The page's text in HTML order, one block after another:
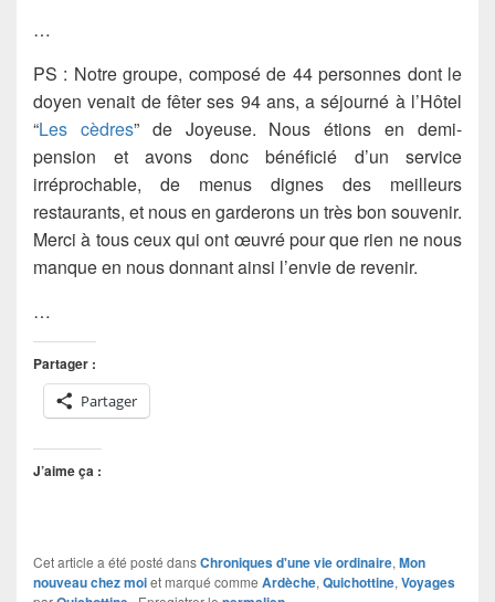
…
PS : Notre groupe, composé de 44 personnes dont le
doyen venait de fêter ses 94 ans, a séjourné à l’Hôtel
“Les cèdres” de Joyeuse. Nous étions en demi-
pension et avons donc bénéficié d’un service
irréprochable, de menus dignes des meilleurs
restaurants, et nous en garderons un très bon souvenir.
Merci à tous ceux qui ont œuvré pour que rien ne nous
manque en nous donnant ainsi l’envie de revenir.
…
Partager :
Partager
J’aime ça :
Cet article a été posté dansChroniques d'une vie ordinaire, Mon
nouveau chez moiet marqué comme Ardèche, Quichottine, Voyages